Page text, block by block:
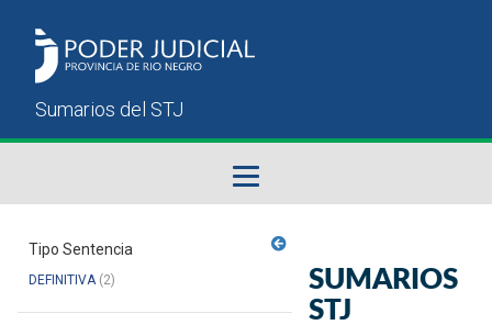
Sumarios del STJ
Tipo Sentencia
DEFINITIVA(2)
SUMARIOS
STJ